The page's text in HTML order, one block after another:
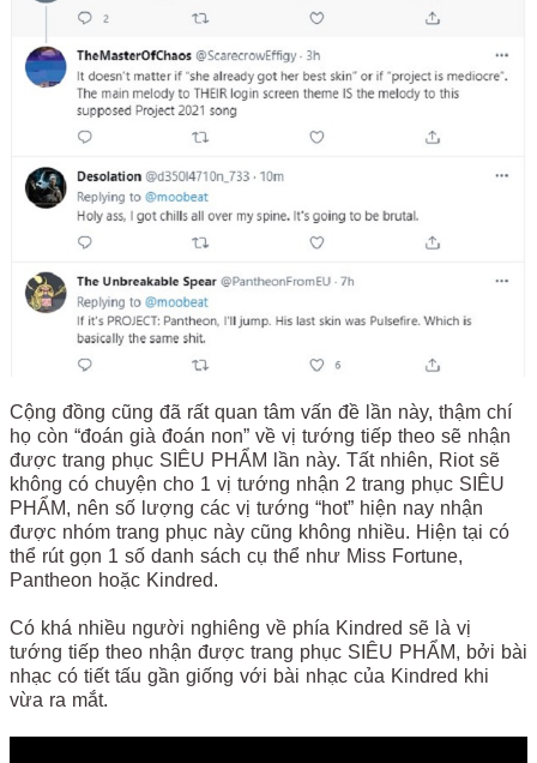
Cộng đồng cũng đã rất quan tâm vấn đề lần này, thậm chí
họ còn “đoán già đoán non” về vị tướng tiếp theo sẽ nhận
được trang phục SIÊU PHẨM lần này. Tất nhiên, Riot sẽ
không có chuyện cho 1 vị tướng nhận 2 trang phục SIÊU
PHẨM, nên số lượng các vị tướng “hot” hiện nay nhận
được nhóm trang phục này cũng không nhiều. Hiện tại có
thể rút gọn 1 số danh sách cụ thể như Miss Fortune,
Pantheon hoặc Kindred.
Có khá nhiều người nghiêng về phía Kindred sẽ là vị
tướng tiếp theo nhận được trang phục SIÊU PHẨM, bởi bài
nhạc có tiết tấu gần giống với bài nhạc của Kindred khi
vừa ra mắt.